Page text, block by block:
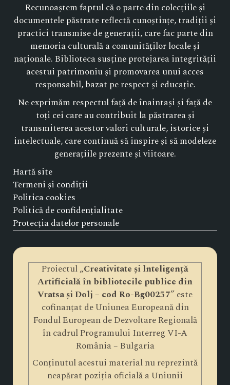
Recunoaștem faptul că o parte din colecțiile și
documentele păstrate reflectă cunoștințe, tradiții și
practici transmise de generații, care fac parte din
memoria culturală a comunităților locale și
naționale. Biblioteca susține protejarea integrității
acestui patrimoniu și promovarea unui acces
responsabil, bazat pe respect și educație.
Ne exprimăm respectul față de înaintași și față de
toți cei care au contribuit la păstrarea și
transmiterea acestor valori culturale, istorice și
intelectuale, care continuă să inspire și să modeleze
generațiile prezente și viitoare.
Hartă site
Termeni și condiții
Politica cookies
Politică de confidențialitate
Protecția datelor personale
Proiectul „Creativitate și lnteligență
Artificială în bibliotecile publice din
Vratsa și Dolj – cod Ro-Bg00257” este
cofinanțat de Uniunea Europeană din
Fondul European de Dezvoltare Regională
în cadrul Programului Interreg VI-A
România – Bulgaria
Conținutul acestui material nu reprezintă
neapărat poziția oficială a Uniunii